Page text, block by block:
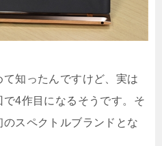
知ったんですけど、実は
4作目になるそうです。そ
スペクトルブランドとな